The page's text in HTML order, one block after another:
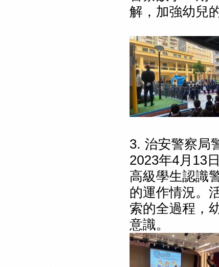
解，加強幼兒
3. 治安警察局
2023年4月13
高級學生認識
的運作情況。
索的全過程，
意識。